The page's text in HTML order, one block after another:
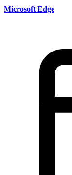
Microsoft Edge